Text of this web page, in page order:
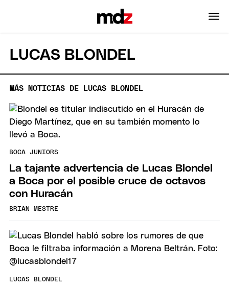
LUCAS BLONDEL
MÁS NOTICIAS DE LUCAS BLONDEL
BOCA JUNIORS
La tajante advertencia de Lucas Blondel
a Boca por el posible cruce de octavos
con Huracán
BRIAN MESTRE
LUCAS BLONDEL